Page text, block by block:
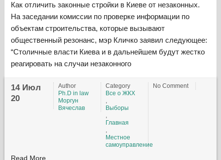
Как отличить законные стройки в Киеве от незаконных.
На заседании комиссии по проверке информации по
объектам строительства, которые вызывают
общественный резонанс, мэр Кличко заявил следующее:
“Столичные власти Киева и в дальнейшем будут жестко
реагировать на случаи незаконного
14 Июл
20
Author
Ph.D in law
Моргун
Вячеслав
Category
Все о ЖКХ
,
Выборы
,
Главная
,
Местное
самоуправление
No Comment
Read More